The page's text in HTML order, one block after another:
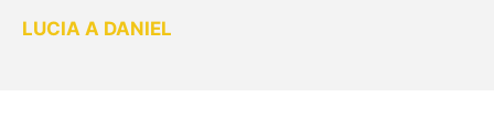
LUCIA A DANIEL